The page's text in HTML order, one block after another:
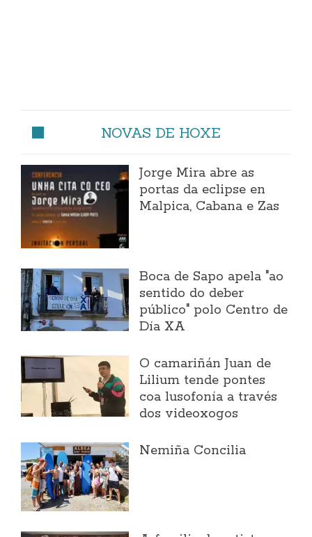
NOVAS DE HOXE
Jorge Mira abre as
portas da eclipse en
Malpica, Cabana e Zas
Boca de Sapo apela "ao
sentido do deber
público" polo Centro de
Día XA
O camariñán Juan de
Lilium tende pontes
coa lusofonía a través
dos videoxogos
Nemiña Concilia